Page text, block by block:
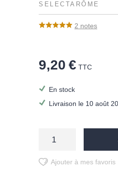
SELECTARÔME
2 notes
9,20 € TTC
En stock
Livraison le 10 août
Ajouter à mes favoris